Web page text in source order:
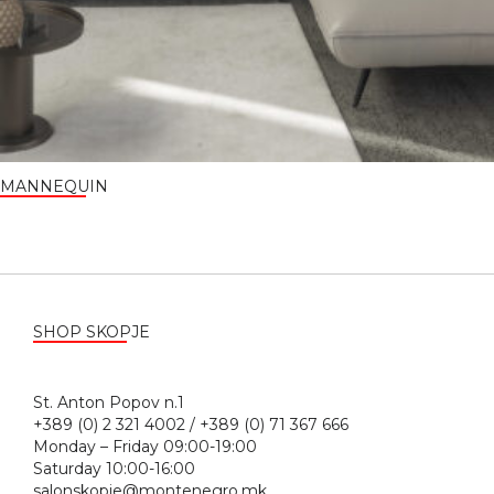
MANNEQUIN
SHOP SKOPJE
St. Anton Popov n.1
+389 (0) 2 321 4002 / +389 (0) 71 367 666
Monday – Friday 09:00-19:00
Saturday 10:00-16:00